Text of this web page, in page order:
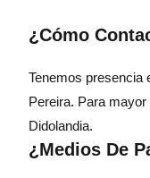
¿Cómo
Tenemos presencia
Pereira. Para
Didolandia.
¿Medios De